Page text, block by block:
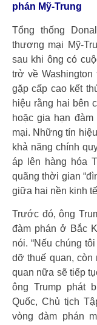
phán Mỹ-Trung
Tổng thống
thương mại Mỹ-
sau khi ông có
trở về
gặp cấp cao kết
hiệu rằng hai bên
hoặc gia hạn
mại. Những tín
khả năng chính
áp lên hàng hóa
quãng thời gian
giữa hai nền kinh
Trước đó, ông
đàm phán ở Bắc
nói. “Nếu chúng
dỡ thuế quan, còn
quan nữa sẽ tiếp
ông Trump phát
Quốc, Chủ tịch
vòng đàm phán